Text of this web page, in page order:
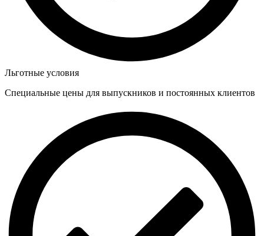
Льготные условия
Специальные цены для выпускников и постоянных клиентов